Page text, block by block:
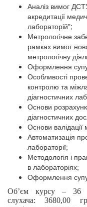
Аналіз вимог
акредитації
лабораторій";
Метрологічне
рамках вимог
метрологічну
Оформлення
Особливості
контролю та
діагностичних
Основи
діагностичних
Основи валідації
Автоматизація
лабораторії;
Методологія і
в лабораторіях;
Оформлення
Об’єм курсу –36
слухача:3680,00